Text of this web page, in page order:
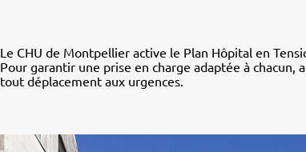
Le CHU de Montpellier active le Plan Hôpital en
Pour garantir une prise en charge adaptée à chacun,
tout déplacement aux urgences.